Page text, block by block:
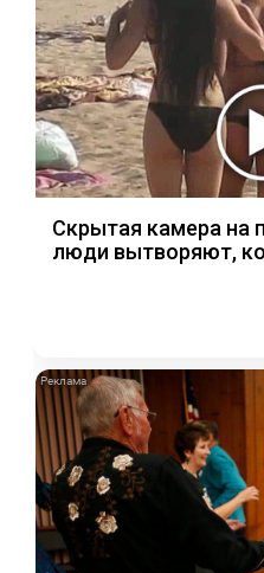
Скрытая камера на
люди вытворяют,